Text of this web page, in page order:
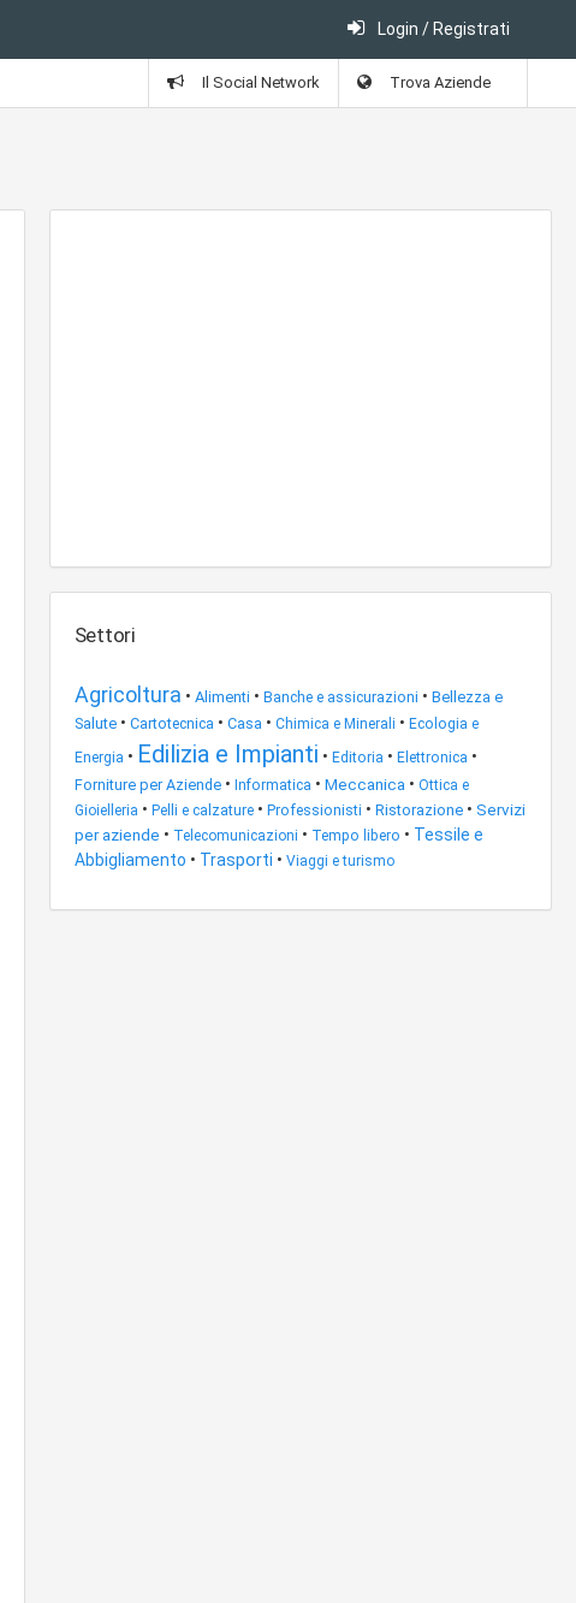
Login / Registrati
Il Social Network Trova Aziende
Settori
Agricoltura • Alimenti • Banche e assicurazioni • Bellezza e
Salute • Cartotecnica • Casa • Chimica e Minerali • Ecologia e
Energia • Edilizia e Impianti • Editoria • Elettronica •
Forniture per Aziende • Informatica • Meccanica • Ottica e
Gioielleria • Pelli e calzature • Professionisti • Ristorazione • Servizi
per aziende • Telecomunicazioni • Tempo libero • Tessile e
Abbigliamento • Trasporti • Viaggi e turismo